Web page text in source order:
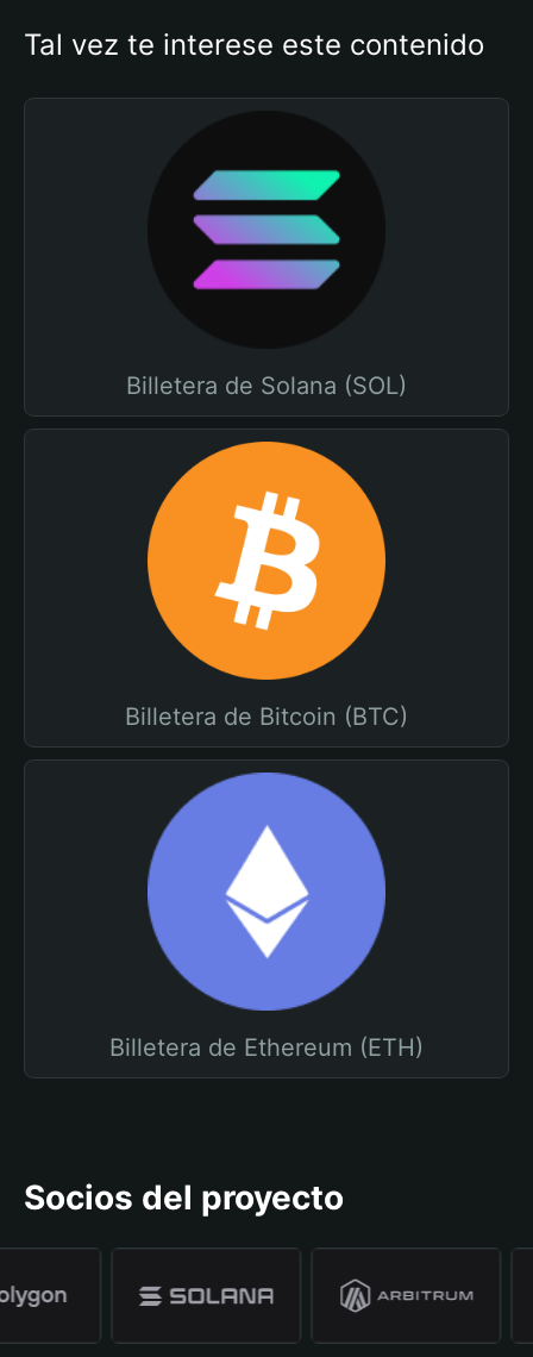
Tal vez te interese este contenido
Billetera de Solana (SOL)
Billetera de Bitcoin (BTC)
Billetera de Ethereum (ETH)
Socios del proyecto